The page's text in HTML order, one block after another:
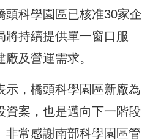
頭科學園區已核准30家企
將持續提供單一窗口服
及營運需求。
示，橋頭科學園區新廠為
資案，也是邁向下一階段
非常感謝南部科學園區管